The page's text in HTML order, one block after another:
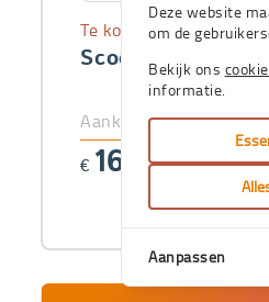
Scooter Venus 4
Te koop
Aankoopprijs
€ 1664,92
Deze website
om de
Bekijk ons
informatie.
Aanpassen